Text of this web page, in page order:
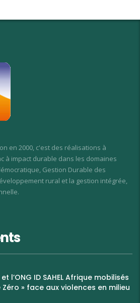
en 2000, c'est des réalisations à
à impact durable dans les domaines
Gestion Durable des
rural et la gestion intégrée,
l’ONG ID SAHEL Afrique mobilisés
» face aux violences en milieu